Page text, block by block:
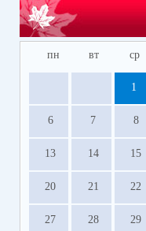
пн вт ср
1
6 7 8
13 14 15
20 21 22
27 28 29